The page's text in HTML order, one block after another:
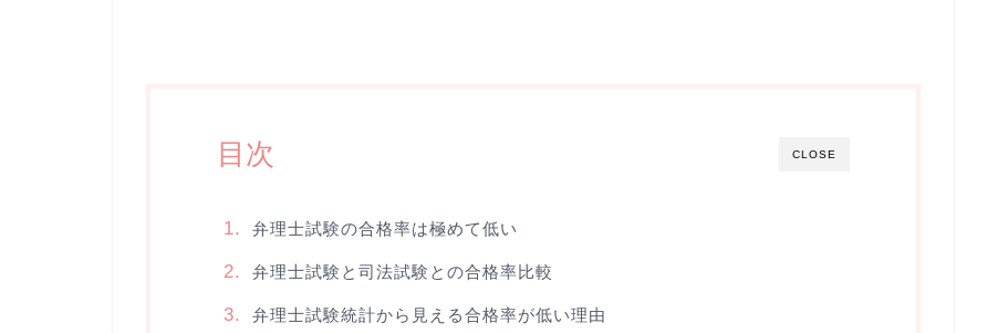
CLOSE
目次
弁理士試験の合格率は極めて低い
弁理士試験と司法試験との合格率比較
弁理士試験統計から見える合格率が低い理由